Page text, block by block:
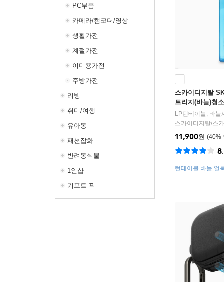
PC부품
카메라/캠코더/영상
생활가전
계절가전
이미용가전
주방가전
리빙
취미/여행
유아동
패션잡화
반려동식물
1인샵
기프트 픽
스카이디지탈
트리지(바늘)청
클리닝세정제
스카이디지탈/스
40%
11,900원
턴테이블 바늘 얼